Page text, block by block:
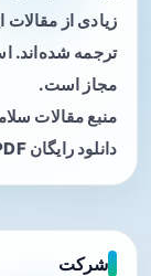
زیادی از
ترجمه شده‌اند.
مجاز است.
منبع مقالات
دانلود رایگان PDF کتاب‌های پزشکی.
شرکت